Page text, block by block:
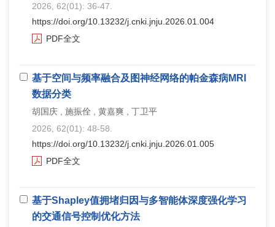
2026, 62(01): 36-47.
https://doi.org/10.13232/j.cnki.jnju.2026.01.004
PDF全文
基于空间与频率融合及图神经网络的帕金森病MRI
数据分类
胡国庆 , 施振佺 , 黄嘉爽 , 丁卫平
2026, 62(01): 48-58.
https://doi.org/10.13232/j.cnki.jnju.2026.01.005
PDF全文
基于Shapley值拥堵归因与多智能体深度强化学习
的交通信号控制优化方法